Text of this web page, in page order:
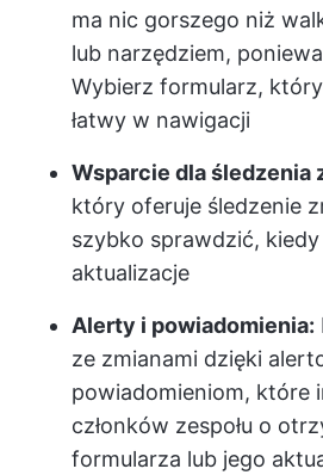
ma nic gorszego niż
lub narzędziem,
Wybierz formularz,
łatwy w nawigacji
Wsparcie dla śledzenia
który oferuje śledzenie
szybko sprawdzić,
aktualizacje
Alerty i powiadomienia:
ze zmianami dzięki
powiadomieniom, które
członków zespołu o
formularza lub jego